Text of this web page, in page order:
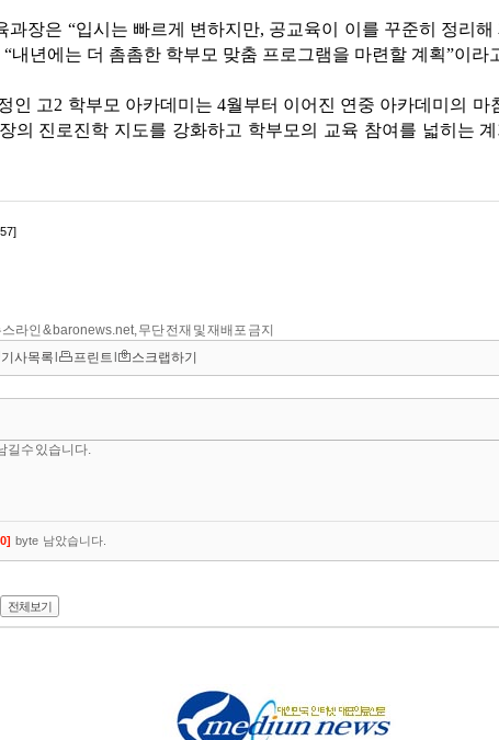
라인 & baronews.net, 무단 전재 및 재배포 금지
기사목록 프린트 스크랩하기